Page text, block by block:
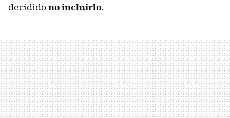
decididono incluirlo.